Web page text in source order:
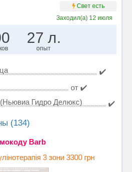
Свет есть
Заходил(а) 12 июля
27 л.
опыт
✔️
от ✔️
Гидро Делюкс)
✔️
(134)
Barb
3 зони 3300 грн